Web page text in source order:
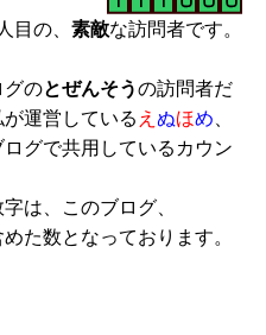
人目の、 素敵な訪問者です。
のとぜんそうの訪問者だ
運営している え ぬほめ
グで共用しているカウン
は、このブログ、
た数となっております。